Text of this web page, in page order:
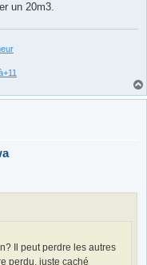
un 20m3.
Il peut perdre les autres
perdu, juste caché